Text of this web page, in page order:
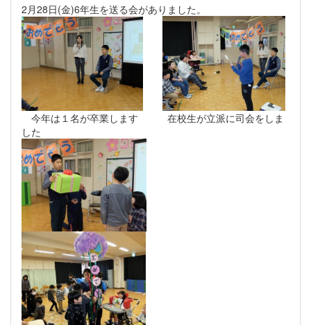
2月28日(金)6年生を送る会がありました。
今年は１名が卒業します 在校生が立派に司会をしま
した